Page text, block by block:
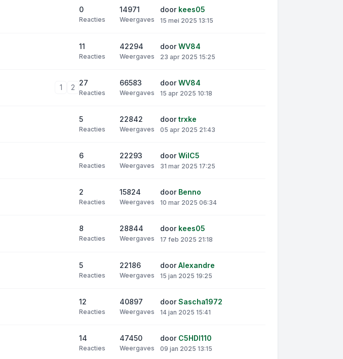
0
Reacties
14971
Weergaves
door kees05
15 mei 2025 13:15
11
Reacties
42294
Weergaves
doorWV84
23 apr 2025 15:25
1 2
27
Reacties
66583
Weergaves
doorWV84
15 apr 2025 10:18
5
Reacties
22842
Weergaves
doortrxke
05 apr 2025 21:43
6
Reacties
22293
Weergaves
doorWilC5
31 mar 2025 17:25
2
Reacties
15824
Weergaves
door Benno
10 mar 2025 06:34
8
Reacties
28844
Weergaves
door kees05
17 feb 2025 21:18
5
Reacties
22186
Weergaves
doorAlexandre
15 jan 2025 19:25
12
Reacties
40897
Weergaves
doorSascha1972
14 jan 2025 15:41
14
Reacties
47450
Weergaves
door C5HDI110
09 jan 2025 13:15